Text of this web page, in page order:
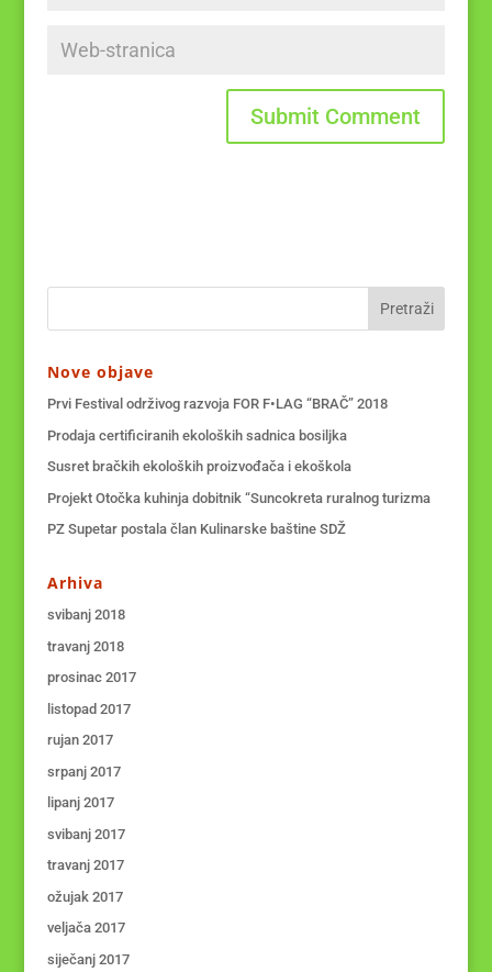
Nove objave
Prvi Festival održivog razvoja FOR F•LAG “BRAČ” 2018
Prodaja certificiranih ekoloških sadnica bosiljka
Susret bračkih ekoloških proizvođača i ekoškola
Projekt Otočka kuhinja dobitnik “Suncokreta ruralnog turizma
PZ Supetar postala član Kulinarske baštine SDŽ
Arhiva
svibanj 2018
travanj 2018
prosinac 2017
listopad 2017
rujan 2017
srpanj 2017
lipanj 2017
svibanj 2017
travanj 2017
ožujak 2017
veljača 2017
siječanj 2017